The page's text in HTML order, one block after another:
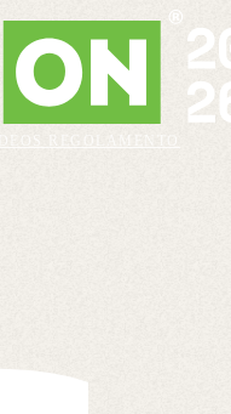
REGOLAMENTO